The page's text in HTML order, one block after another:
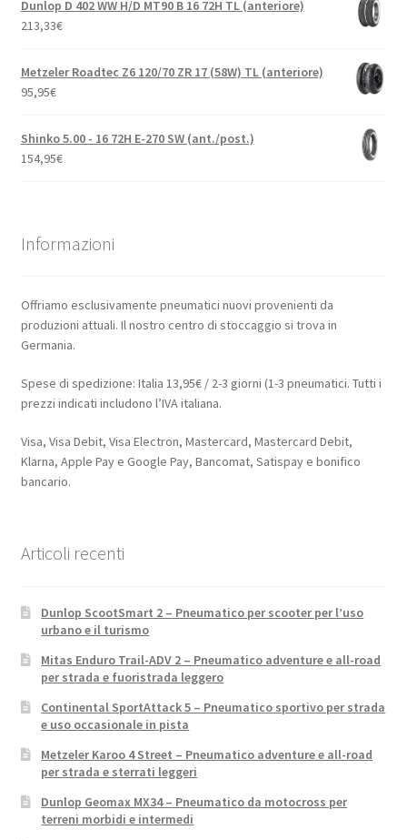
Dunlop D 402 WW H/D MT90 B 16 72H TL (anteriore)
213,33€
Metzeler Roadtec Z6 120/70 ZR 17 (58W) TL (anteriore)
95,95€
Shinko 5.00 - 16 72H E-270 SW (ant./post.)
154,95€
Informazioni
Offriamo esclusivamente pneumatici nuovi provenienti da
produzioni attuali. Il nostro centro di stoccaggio si trova in
Germania.
Spese di spedizione: Italia 13,95€ / 2-3 giorni (1-3 pneumatici. Tutti i
prezzi indicati includono l’IVA italiana.
Visa, Visa Debit, Visa Electron, Mastercard, Mastercard Debit,
Klarna, Apple Pay e Google Pay, Bancomat, Satispay e bonifico
bancario.
Articoli recenti
Dunlop ScootSmart 2 – Pneumatico per scooter per l’uso
urbano e il turismo
Mitas Enduro Trail-ADV 2 – Pneumatico adventure e all-road
per strada e fuoristrada leggero
Continental SportAttack 5 – Pneumatico sportivo per strada
e uso occasionale in pista
Metzeler Karoo 4 Street – Pneumatico adventure e all-road
per strada e sterrati leggeri
Dunlop Geomax MX34 – Pneumatico da motocross per
terreni morbidi e intermedi